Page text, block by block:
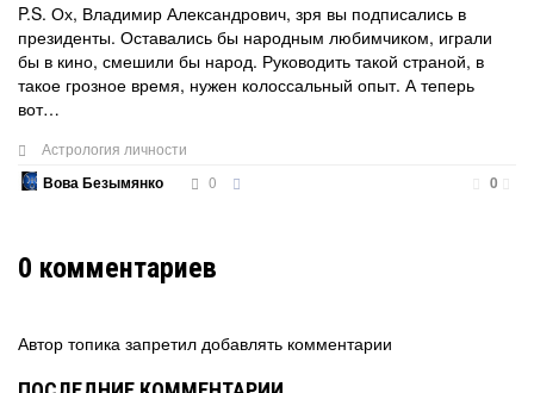
P.S. Ох, Владимир Александрович, зря вы подписались в
президенты. Оставались бы народным любимчиком, играли
бы в кино, смешили бы народ. Руководить такой страной, в
такое грозное время, нужен колоссальный опыт. А теперь
вот…
Астрология личности
Вова Безымянко
0 0
0 комментариев
Автор топика запретил добавлять комментарии